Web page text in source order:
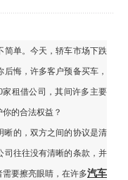
简单。今天，轿车市场下跌
悔，许多客户预备买车，
家租借公司，其间许多主要
的合法权益？
晰的，双方之间的协议是清
司往往没有清晰的条款，并
要擦亮眼睛，在许多汽车